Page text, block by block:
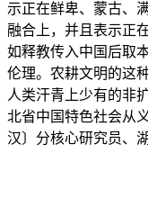
示正在鲜卑、蒙古、
融合上，并且表示正
如释教传入中国后取
伦理。农耕文明的这
人类汗青上少有的非
北省中国特色社会从
汉〕分核心研究员、